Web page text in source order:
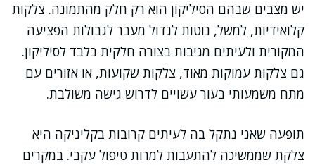
יש מצבים שבהם הסיליקון הוא רק חלק מהתמונה. צלקות
קלואידיות, למשל, נוטות לגדול מעבר לגבולות הפציעה
המקורית ולעיתים מגיבות בצורה חלקית בלבד לסיליקון.
גם צלקות עמוקות מאוד, צלקות שקועות, או אזורים עם
מתח משמעותי בעור עשויים לדרוש גישה משולבת.
תופעה שאני נתקל בה לעיתים קרובות בקליניקה היא
צלקת שממשיכה להתעבות למרות טיפול עקבי. במקרים